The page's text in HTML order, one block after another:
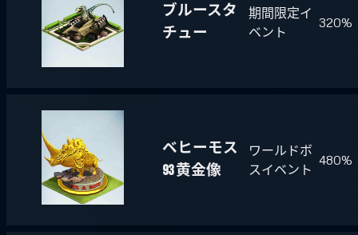
ブルースタ
チュー
期間限定イ
ベント
320%
ベヒーモス
93 黄金像
ワールドボ
スイベント
480%